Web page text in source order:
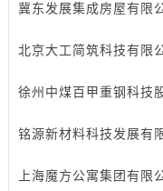
冀东发展集成房屋有限
北京大工简筑科技有限
徐州中煤百甲重钢科技
铭源新材料科技发展有
上海魔方公寓集团有限